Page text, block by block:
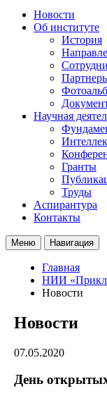
Новости
Об институте
История
Научная
Гранты
Труды
Аспирантура
Контакты
Меню Навигация
Главная
НИИ
Новости
Новости
07.05.2020
День